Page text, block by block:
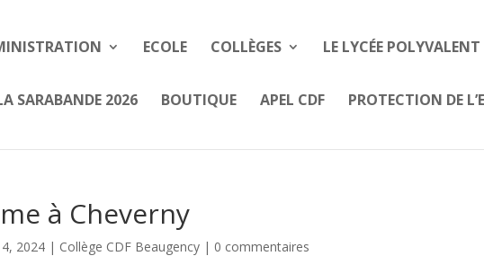
ECOLE COLLÈGES LE LYCÉE POLYVALENT
SARABANDE 2026 BOUTIQUE APEL CDF PROTECTION DE
à Cheverny
2024 | Collège CDF Beaugency | 0 commentaires